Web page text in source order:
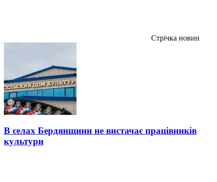
Стрічка новин
В селах Бердянщини не вистачає працівників
культури